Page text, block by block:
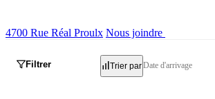
4700 Rue Réal Proulx Nous joindre
Filtrer Trier parDate d'arrivage